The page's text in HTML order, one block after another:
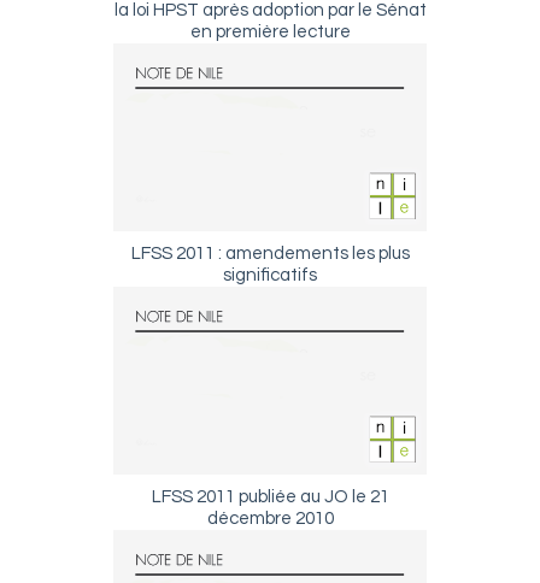
la loi HPST après adoption par le Sénat
en première lecture
LFSS 2011 : amendements les plus
significatifs
LFSS 2011 publiée au JO le 21
décembre 2010